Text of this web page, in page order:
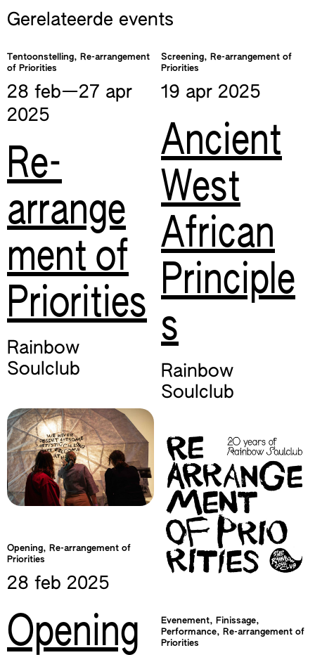
Gerelateerde events
Tentoonstelling, Re-arrangement
of Priorities
28 feb—​27 apr
2025
Re-
arrange
ment of
Priorities
Rainbow
Soulclub
Opening, Re-arrangement of
Priorities
28 feb 2025
Opening
Screening, Re-arrangement of
Priorities
19 apr 2025
Ancient
West
African
Principle
s
Rainbow
Soulclub
Evenement, Finissage,
Performance, Re-arrangement of
Priorities